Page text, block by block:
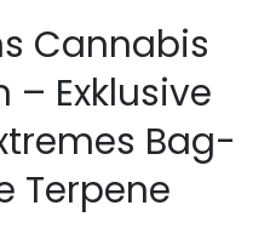
Cannabis
– Exklusive
Bag-
Terpene